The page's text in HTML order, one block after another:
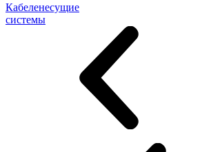
Кабеленесущие
системы